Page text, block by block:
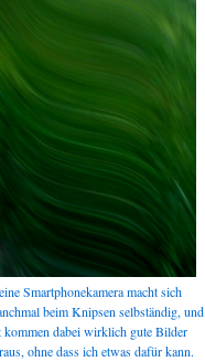
Smartphonekamera macht sich
beim Knipsen selbständig, und
kommen dabei wirklich gute Bilder
ohne dass ich etwas dafür kann.